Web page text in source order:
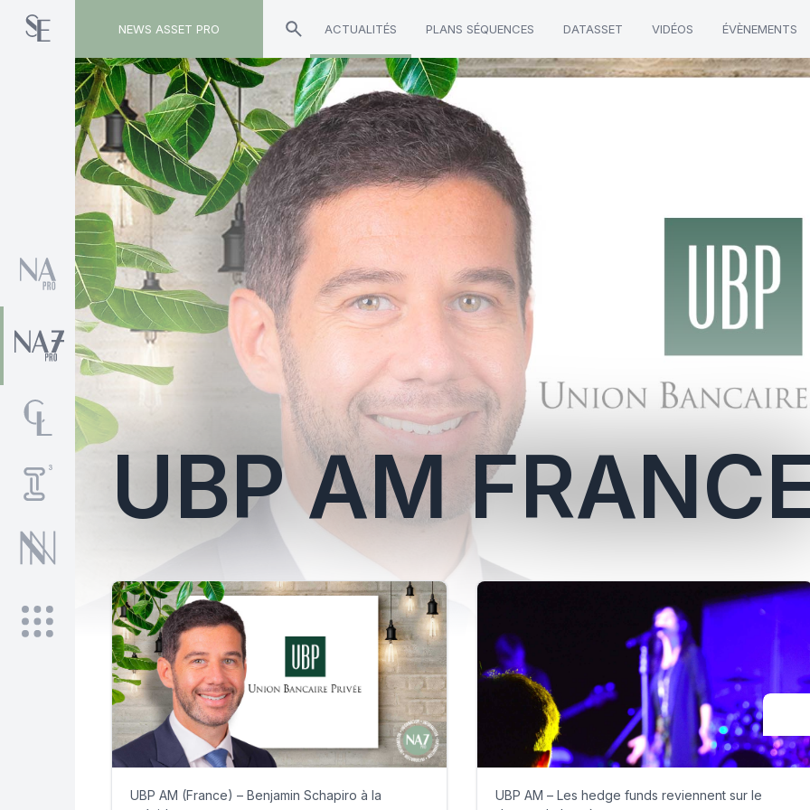
NEWS ASSET PRO ACTUALITÉS PLANS SÉQUENCES DATASSET VIDÉOS ÉVÈNEMENTS
Toute l'actualité sur le tag "UBP AM France"
UBP AM
UBP AM (France) – Benjamin Schapiro à la
UBP AM – Les hedge funds reviennent sur le